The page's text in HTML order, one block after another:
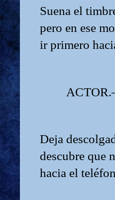
Suena el
pero en ese
ir primero
ACTOR.
Deja
descubre que
hacia el